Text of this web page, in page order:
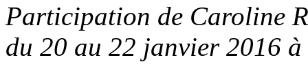
Participation de Caroline
du 20 au 22 janvier 2016